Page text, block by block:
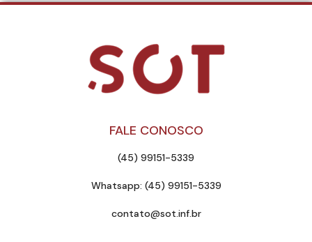
FALE CONOSCO
(45) 99151-5339
Whatsapp: (45) 99151-5339
contato@sot.inf.br